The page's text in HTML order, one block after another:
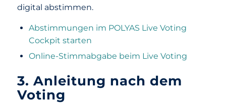
digital abstimmen.
Abstimmungen im POLYAS Live Voting
Cockpit starten
Online-Stimmabgabe beim Live Voting
3. Anleitung nach dem
Voting